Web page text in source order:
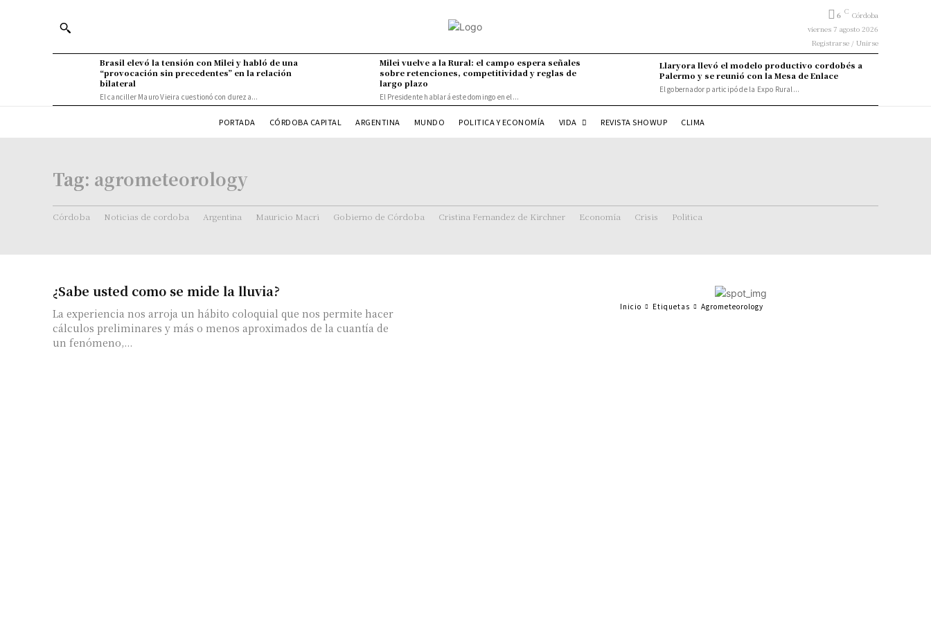
6 C Córdoba
viernes 7 agosto 2026
Registrarse / Unirse
Brasil elevó la tensión con Milei y habló de una
“provocación sin precedentes” en la relación
bilateral
El canciller Mauro Vieira cuestionó con dureza...
Milei vuelve a la Rural: el campo espera señales
sobre retenciones, competitividad y reglas de
largo plazo
El Presidente hablará este domingo en el...
Llaryora llevó el modelo productivo cordobés a
Palermo y se reunió con la Mesa de Enlace
El gobernador participó de la Expo Rural...
PORTADA CÓRDOBA CAPITAL ARGENTINA MUNDO POLITICA Y ECONOMÍA VIDA REVISTA SHOWUP CLIMA
Tag: agrometeorology
Córdoba Noticias de cordoba Argentina Mauricio Macri Gobierno de Córdoba Cristina Fernandez de Kirchner Economía Crisis Politica
¿Sabe usted como se mide la lluvia?
La experiencia nos arroja un hábito coloquial que nos permite hacer
cálculos preliminares y más o menos aproximados de la cuantía de
un fenómeno,...
Inicio Etiquetas Agrometeorology